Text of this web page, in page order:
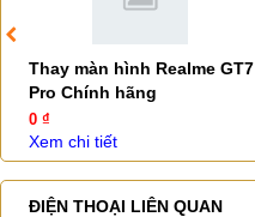
Thay màn hình Realme GT7
Pro Chính hãng
0 ₫
Xem chi tiết
ĐIỆN THOẠI LIÊN QUAN